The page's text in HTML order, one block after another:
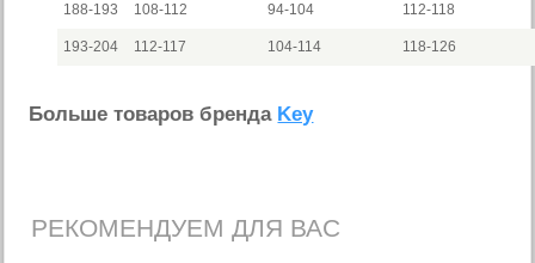
188-193 108-112 94-104 112-118
193-204 112-117 104-114 118-126
Больше товаров бренда Key
РЕКОМЕНДУЕМ ДЛЯ ВАС